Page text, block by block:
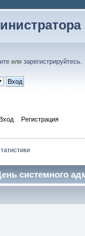
или зарегистрируйтесь
Регистрация
системного